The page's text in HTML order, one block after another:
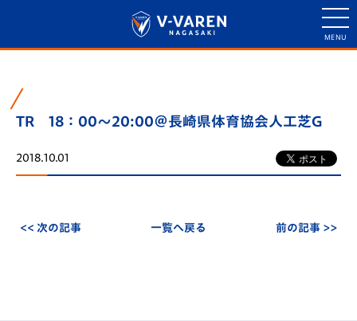
TR 18：00～20:00＠長崎県体育協会人工芝G
2018.10.01
<< 次の記事 一覧へ戻る 前の記事 >>